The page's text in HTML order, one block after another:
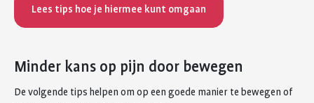
Lees tips hoe je hiermee kunt omgaan
Minder kans op pijn door bewegen
De volgende tips helpen om op een goede manier te bewegen of